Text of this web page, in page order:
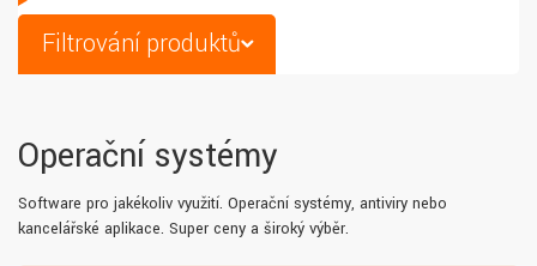
Filtrování produktů
Operační systémy
Software pro jakékoliv využití. Operační systémy, antiviry nebo
kancelářské aplikace. Super ceny a široký výběr.